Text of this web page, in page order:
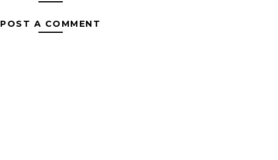
POST A COMMENT